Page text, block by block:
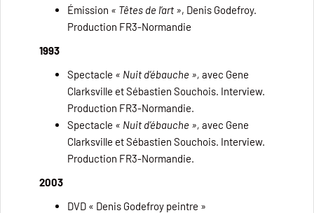
Émission « Têtes de l’art », Denis Godefroy.
Production FR3-Normandie
1993
Spectacle « Nuit d’ébauche », avec Gene
Clarksville et Sébastien Souchois. Interview.
Production FR3-Normandie.
Spectacle « Nuit d’ébauche », avec Gene
Clarksville et Sébastien Souchois. Interview.
Production FR3-Normandie.
2003
DVD « Denis Godefroy peintre »